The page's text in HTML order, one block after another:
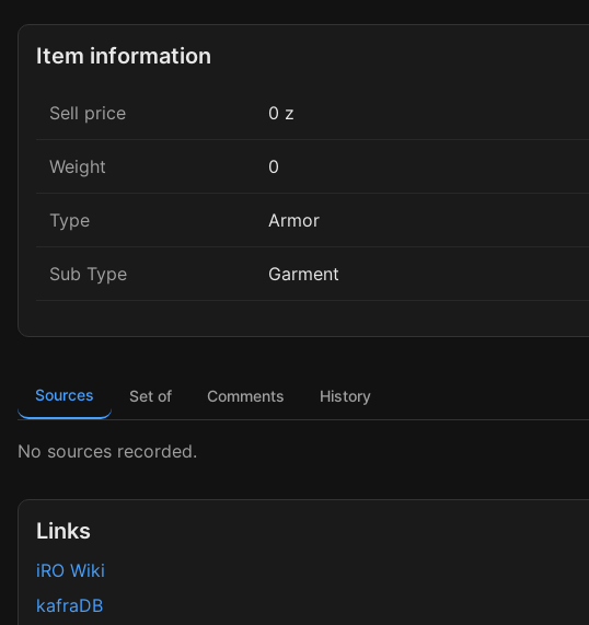
Item information
Sell price 0 z
Weight 0
Type Armor
Sub Type Garment
Sources Set of Comments History
No sources recorded.
Links
iRO Wiki
kafraDB